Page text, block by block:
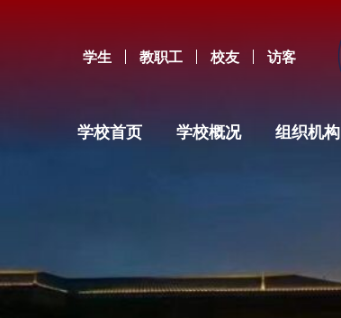
学生 教职工 校友 访客
学校首页 学校概况 组织机构